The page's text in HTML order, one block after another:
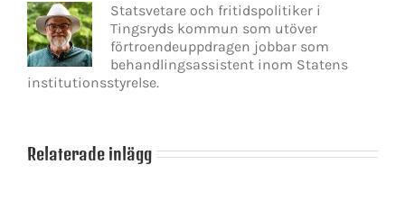
Statsvetare och fritidspolitiker i
Tingsryds kommun som utöver
förtroendeuppdragen jobbar som
behandlingsassistent inom Statens
institutionsstyrelse.
Relaterade inlägg